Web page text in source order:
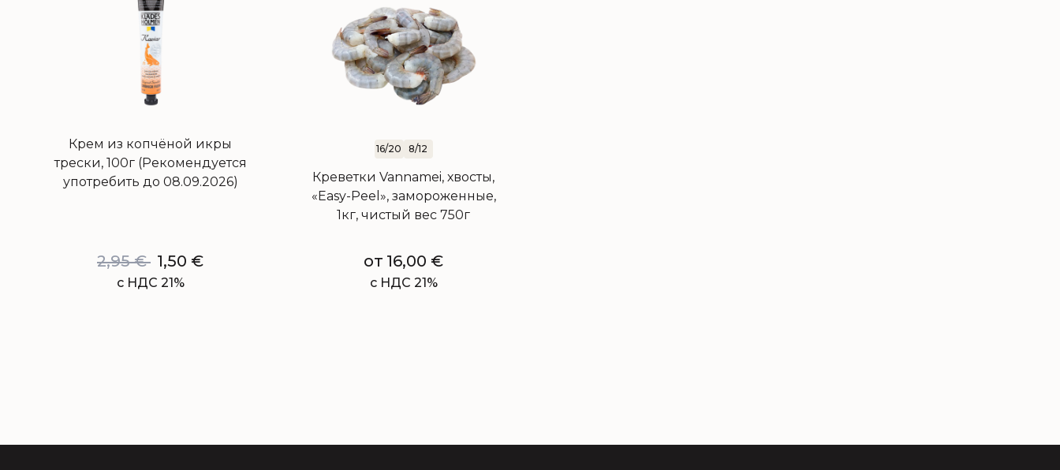
Крем из копчёной икры
трески, 100г (Рекомендуется
употребить до 08.09.2026)
2,95€ 1,50 €
с НДС 21%
16/20 8/12
Креветки Vannamei, хвосты,
«Easy-Peel», замороженные,
1кг, чистый вес 750г
от 16,00 €
с НДС 21%